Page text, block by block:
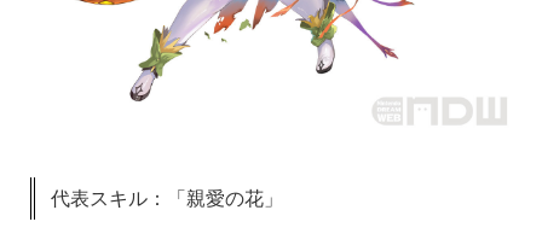
代表スキル：「親愛の花」